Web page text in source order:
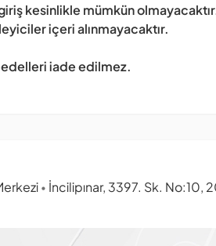
kesinlikle mümkün
içeri alınmayacaktır.
iade edilmez.
• İncilipınar, 3397. Sk. No:10,